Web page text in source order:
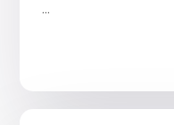
...